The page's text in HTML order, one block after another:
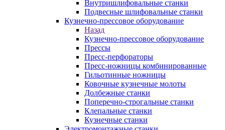
Внутришлифовальные станки
Подвесные шлифовальные станки
Кузнечно-прессовое оборудование
Назад
Кузнечно-прессовое оборудование
Прессы
Пресс-перфораторы
Пресс-ножницы комбинированные
Гильотинные ножницы
Ковочные кузнечные молоты
Долбежные станки
Поперечно-строгальные станки
Клепальные станки
Кузнечные станки